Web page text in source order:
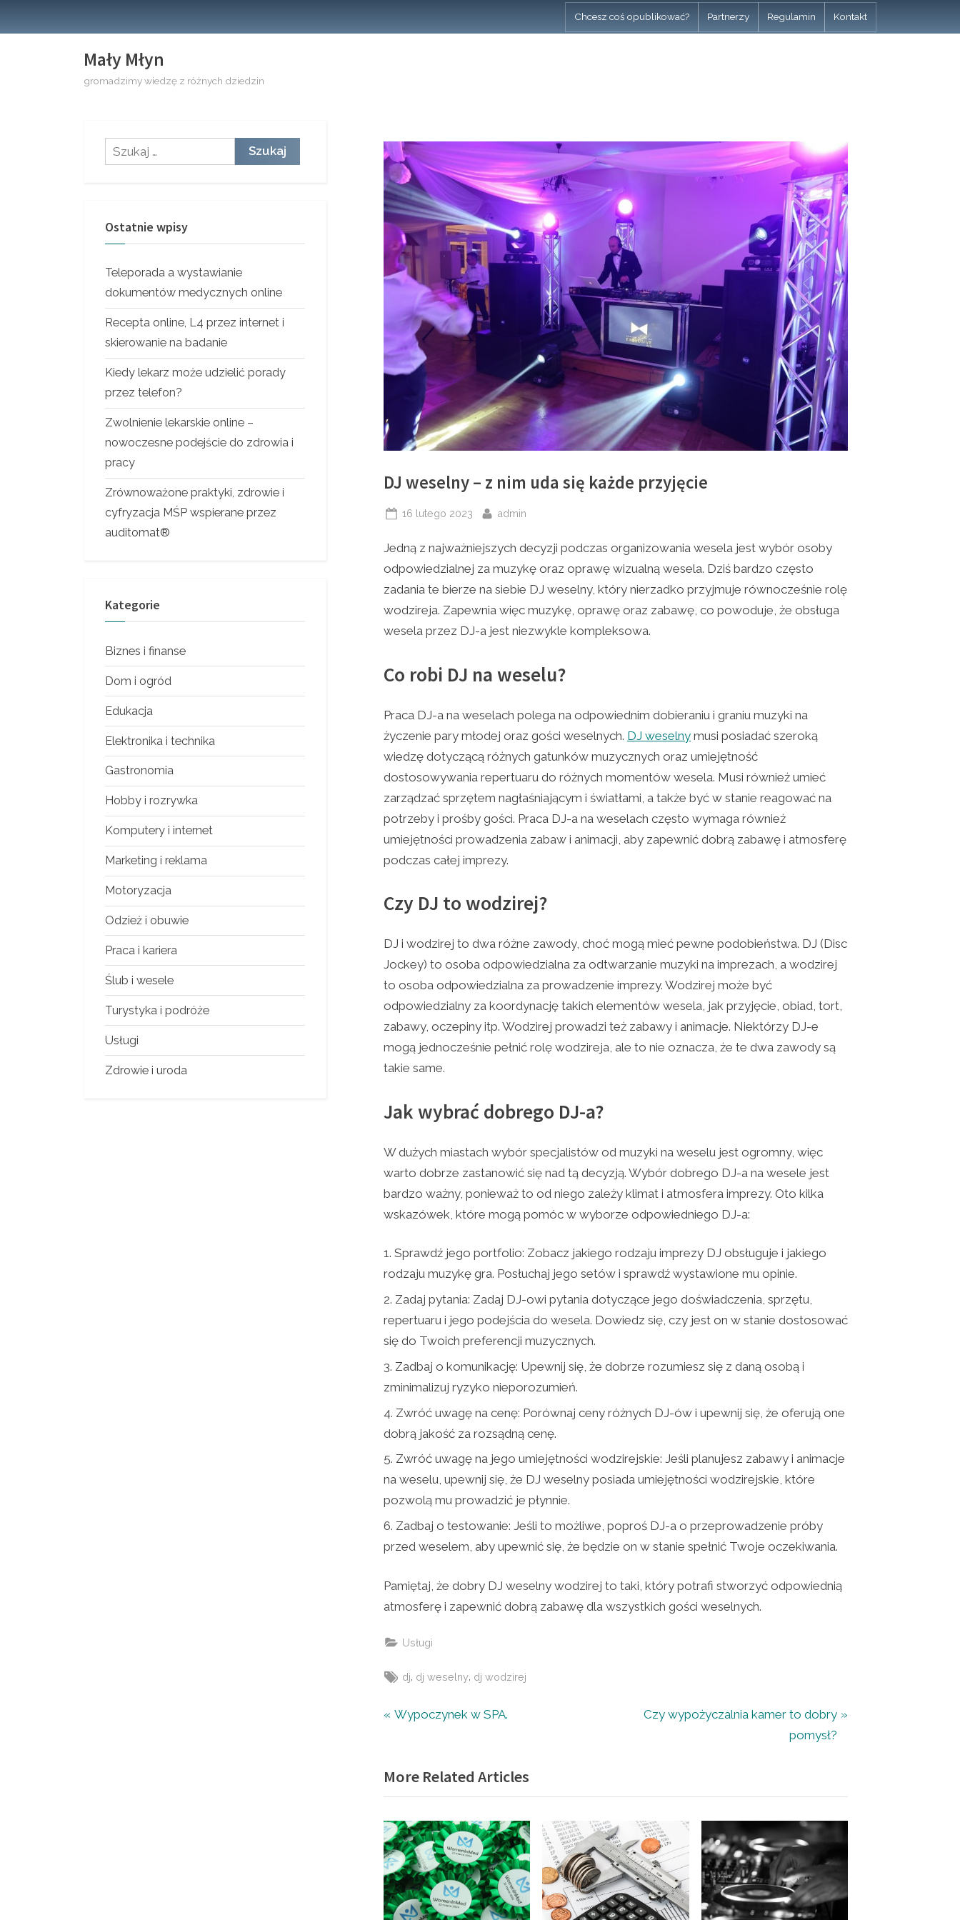
to
Chcesz coś opublikować? Partnerzy Regulamin Kontakt
Mały Młyn
gromadzimy wiedzę z różnych dziedzin
DJ weselny – z nim uda się każde przyjęcie
Posted
16 lutego 2023 By
admin
Jedną z najważniejszych decyzji podczas organizowania wesela jest wybór osoby
odpowiedzialnej za muzykę oraz oprawę wizualną wesela. Dziś bardzo często
zadania te bierze na siebie DJ weselny, który nierzadko przyjmuje równocześnie rolę
wodzireja. Zapewnia więc muzykę, oprawę oraz zabawę, co powoduje, że obsługa
wesela przez DJ-a jest niezwykle kompleksowa.
Co robi DJ na weselu?
Praca DJ-a na weselach polega na odpowiednim dobieraniu i graniu muzyki na
życzenie pary młodej oraz gości weselnych. DJ weselny musi posiadać szeroką
wiedzę dotyczącą różnych gatunków muzycznych oraz umiejętność
dostosowywania repertuaru do różnych momentów wesela. Musi również umieć
zarządzać sprzętem nagłaśniającym i światłami, a także być w stanie reagować na
potrzeby i prośby gości. Praca DJ-a na weselach często wymaga również
umiejętności prowadzenia zabaw i animacji, aby zapewnić dobrą zabawę i atmosferę
podczas całej imprezy.
Czy DJ to wodzirej?
DJ i wodzirej to dwa różne zawody, choć mogą mieć pewne podobieństwa. DJ (Disc
Jockey) to osoba odpowiedzialna za odtwarzanie muzyki na imprezach, a wodzirej
to osoba odpowiedzialna za prowadzenie imprezy. Wodzirej może być
odpowiedzialny za koordynację takich elementów wesela, jak przyjęcie, obiad, tort,
zabawy, oczepiny itp. Wodzirej prowadzi też zabawy i animacje. Niektórzy DJ-e
mogą jednocześnie pełnić rolę wodzireja, ale to nie oznacza, że te dwa zawody są
takie same.
Jak wybrać dobrego DJ-a?
W dużych miastach wybór specjalistów od muzyki na weselu jest ogromny, więc
warto dobrze zastanowić się nad tą decyzją. Wybór dobrego DJ-a na wesele jest
bardzo ważny, ponieważ to od niego zależy klimat i atmosfera imprezy. Oto kilka
wskazówek, które mogą pomóc w wyborze odpowiedniego DJ-a:
Sprawdź jego portfolio: Zobacz jakiego rodzaju imprezy DJ obsługuje i jakiego
rodzaju muzykę gra. Posłuchaj jego setów i sprawdź wystawione mu opinie.
Zadaj pytania: Zadaj DJ-owi pytania dotyczące jego doświadczenia, sprzętu,
repertuaru i jego podejścia do wesela. Dowiedz się, czy jest on w stanie dostosować
się do Twoich preferencji muzycznych.
Zadbaj o komunikację: Upewnij się, że dobrze rozumiesz się z daną osobą i
zminimalizuj ryzyko nieporozumień.
Zwróć uwagę na cenę: Porównaj ceny różnych DJ-ów i upewnij się, że oferują one
dobrą jakość za rozsądną cenę.
Zwróć uwagę na jego umiejętności wodzirejskie: Jeśli planujesz zabawy i animacje
na weselu, upewnij się, że DJ weselny posiada umiejętności wodzirejskie, które
pozwolą mu prowadzić je płynnie.
Zadbaj o testowanie: Jeśli to możliwe, poproś DJ-a o przeprowadzenie próby
przed weselem, aby upewnić się, że będzie on w stanie spełnić Twoje oczekiwania.
Pamiętaj, że dobry DJ weselny wodzirej to taki, który potrafi stworzyć odpowiednią
atmosferę i zapewnić dobrą zabawę dla wszystkich gości weselnych.
Usługi
Tags:
dj dj weselny dj wodzirej
Nawigacja
P
v
i
u
s
P
o
Wypoczynek w SPA.
N
P
s
t
:
Czy wypożyczalnia kamer to dobry
pomysł?
More Related Articles
Szukaj:
Ostatnie wpisy
Teleporada a wystawianie
dokumentów medycznych online
Recepta online, L4 przez internet i
skierowanie na badanie
Kiedy lekarz może udzielić porady
przez telefon?
Zwolnienie lekarskie online –
nowoczesne podejście do zdrowia i
pracy
Zrównoważone praktyki, zdrowie i
cyfryzacja MŚP wspierane przez
auditomat®
Kategorie
Biznes i finanse
Dom i ogród
Edukacja
Elektronika i technika
Gastronomia
Hobby i rozrywka
Komputery i internet
Marketing i reklama
Motoryzacja
Odzież i obuwie
Praca i kariera
Ślub i wesele
Turystyka i podróże
Usługi
Zdrowie i uroda